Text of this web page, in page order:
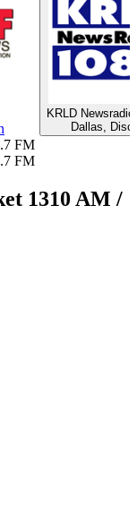
KRLD
Dallas,
FM
FM
1310 AM /